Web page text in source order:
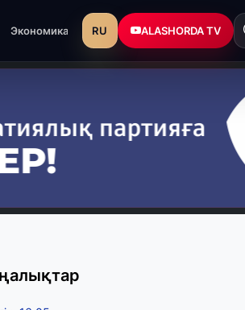
Экономика RU ALASHORDA TV